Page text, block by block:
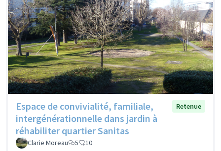
Espace de convivialité, familiale,
intergénérationnelle dans jardin à
réhabiliter quartier Sanitas
Retenue
Clarie Moreau 5 10